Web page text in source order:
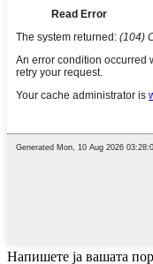
Напишете ја вашата